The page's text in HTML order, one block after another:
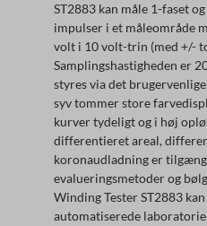
ST2883 kan måle 1-faset
impulser i et måleområde
volt i 10 volt-trin (med +/-
Samplingshastigheden er
styres via det
syv tommer store
kurver tydeligt og i høj
differentieret areal,
koronaudladning er
evalueringsmetoder og
Winding Tester ST2883
automatiserede